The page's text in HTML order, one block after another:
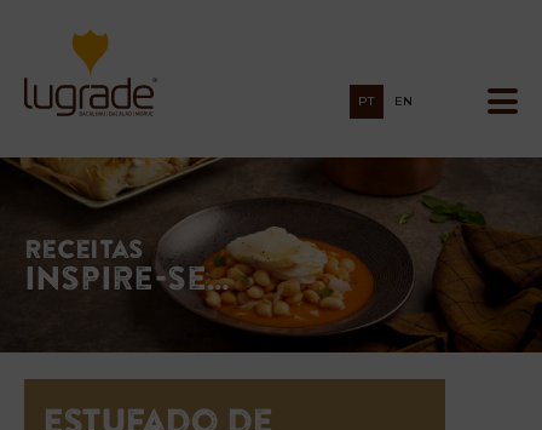
PT EN
Receitas
Inspire-se…